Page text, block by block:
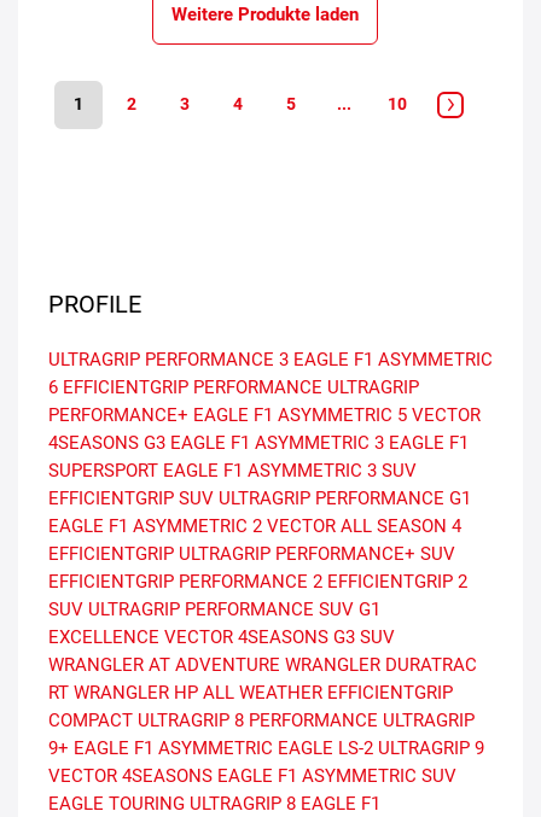
Weitere Produkte laden
1 2 3 4 5 ... 10
PROFILE
ULTRAGRIP PERFORMANCE 3 EAGLE F1 ASYMMETRIC
6 EFFICIENTGRIP PERFORMANCE ULTRAGRIP
PERFORMANCE+ EAGLE F1 ASYMMETRIC 5 VECTOR
4SEASONS G3 EAGLE F1 ASYMMETRIC 3 EAGLE F1
SUPERSPORT EAGLE F1 ASYMMETRIC 3 SUV
EFFICIENTGRIP SUV ULTRAGRIP PERFORMANCE G1
EAGLE F1 ASYMMETRIC 2 VECTOR ALL SEASON 4
EFFICIENTGRIP ULTRAGRIP PERFORMANCE+ SUV
EFFICIENTGRIP PERFORMANCE 2 EFFICIENTGRIP 2
SUV ULTRAGRIP PERFORMANCE SUV G1
EXCELLENCE VECTOR 4SEASONS G3 SUV
WRANGLER AT ADVENTURE WRANGLER DURATRAC
RT WRANGLER HP ALL WEATHER EFFICIENTGRIP
COMPACT ULTRAGRIP 8 PERFORMANCE ULTRAGRIP
9+ EAGLE F1 ASYMMETRIC EAGLE LS-2 ULTRAGRIP 9
VECTOR 4SEASONS EAGLE F1 ASYMMETRIC SUV
EAGLE TOURING ULTRAGRIP 8 EAGLE F1